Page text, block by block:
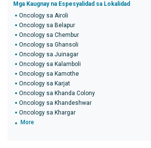
Mga Kaugnay na Espesyalidad sa Lokalidad
Oncology sa Airoli
Oncology sa Belapur
Oncology sa Chembur
Oncology sa Ghansoli
Oncology sa Juinagar
Oncology sa Kalamboli
Oncology sa Kamothe
Oncology sa Karjat
Oncology sa Khanda Colony
Oncology sa Khandeshwar
Oncology sa Khargar
More